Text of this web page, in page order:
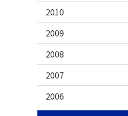
2010
2009
2008
2007
2006